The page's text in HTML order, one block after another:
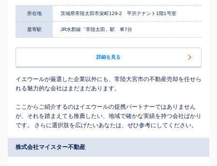
所在地 茨城県常陸太田市栄町129-2 平沢テナント1階1号室
最寄駅 JR水郡線「常陸太田」駅 車7分
詳細を見る
イエウールが厳選した企業以外にも、常陸大宮市の不動産売却を任せら
れる魅力的な会社はまだまだあります。
ここからご紹介するのはイエウールの提携パートナーではありません
が、それを踏まえても推薦したい、地域で確かな実績を持つ会社ばかり
です。 さらに選択肢を広げたいあなたは、ぜひ参考にしてください。
株式会社マイスター不動産